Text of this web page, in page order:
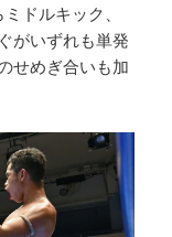
ドルキック、
がいずれも単発
せめぎ合いも加